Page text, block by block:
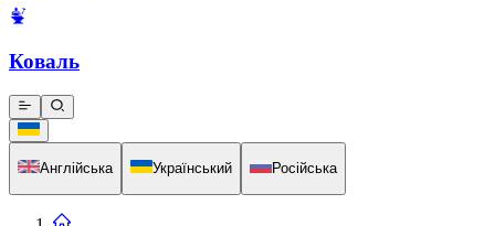
Коваль
Англійська Український Російська